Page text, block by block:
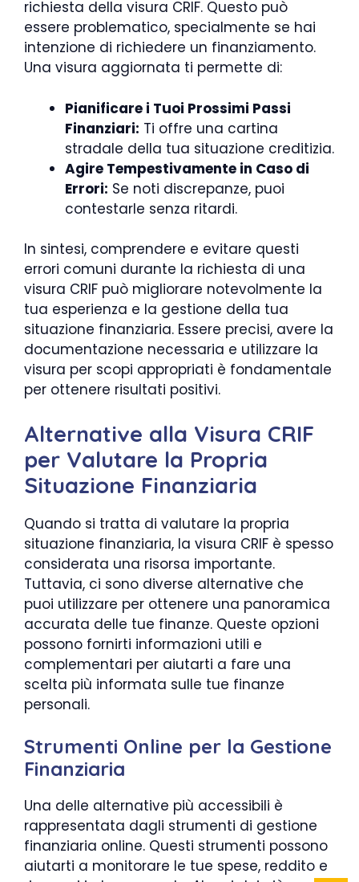
richiesta della visura CRIF. Questo può
essere problematico, specialmente se hai
intenzione di richiedere un finanziamento.
Una visura aggiornata ti permette di:
Pianificare i Tuoi Prossimi Passi
Finanziari: Ti offre una cartina
stradale della tua situazione creditizia.
Agire Tempestivamente in Caso di
Errori: Se noti discrepanze, puoi
contestarle senza ritardi.
In sintesi, comprendere e evitare questi
errori comuni durante la richiesta di una
visura CRIF può migliorare notevolmente la
tua esperienza e la gestione della tua
situazione finanziaria. Essere precisi, avere la
documentazione necessaria e utilizzare la
visura per scopi appropriati è fondamentale
per ottenere risultati positivi.
Alternative alla Visura CRIF
per Valutare la Propria
Situazione Finanziaria
Quando si tratta di valutare la propria
situazione finanziaria, la visura CRIF è spesso
considerata una risorsa importante.
Tuttavia, ci sono diverse alternative che
puoi utilizzare per ottenere una panoramica
accurata delle tue finanze. Queste opzioni
possono fornirti informazioni utili e
complementari per aiutarti a fare una
scelta più informata sulle tue finanze
personali.
Strumenti Online per la Gestione
Finanziaria
Una delle alternative più accessibili è
rappresentata dagli strumenti di gestione
finanziaria online. Questi strumenti possono
aiutarti a monitorare le tue spese, reddito e